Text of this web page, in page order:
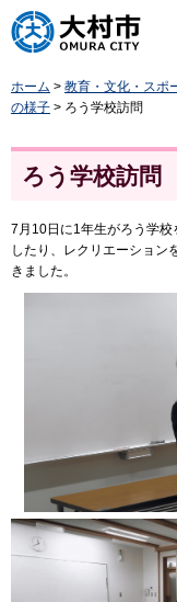
大村市
ホーム > 教育・文化・スポ
の様子 > ろう学校訪問
ろう学校訪問
7月10日に1年生がろう学
したり、レクリエーション
きました。